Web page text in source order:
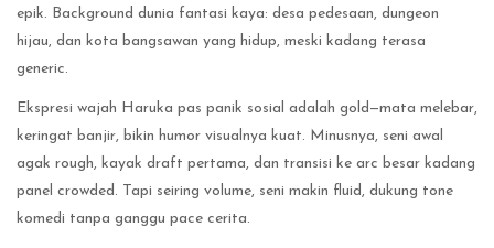
epik. Background dunia fantasi kaya: desa pedesaan, dungeon
hijau, dan kota bangsawan yang hidup, meski kadang terasa
generic.
Ekspresi wajah Haruka pas panik sosial adalah gold—mata melebar,
keringat banjir, bikin humor visualnya kuat. Minusnya, seni awal
agak rough, kayak draft pertama, dan transisi ke arc besar kadang
panel crowded. Tapi seiring volume, seni makin fluid, dukung tone
komedi tanpa ganggu pace cerita.